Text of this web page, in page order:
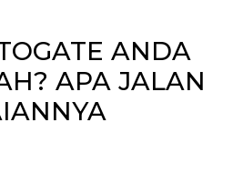
ANDA
APA JALAN